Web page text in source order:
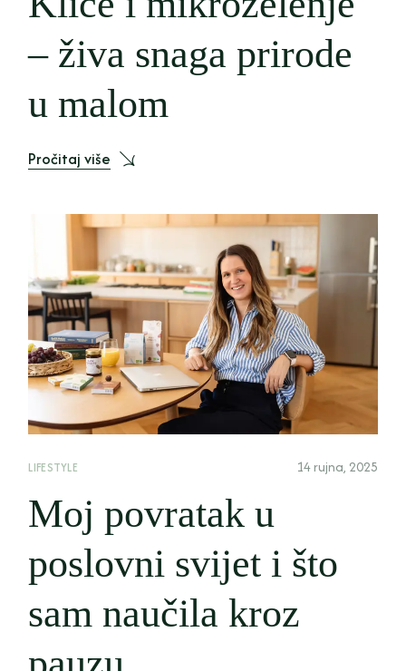
– živa snaga prirode
u malom
Pročitaj više
LIFESTYLE 14 rujna, 2025
Moj povratak u
poslovni svijet i što
sam naučila kroz